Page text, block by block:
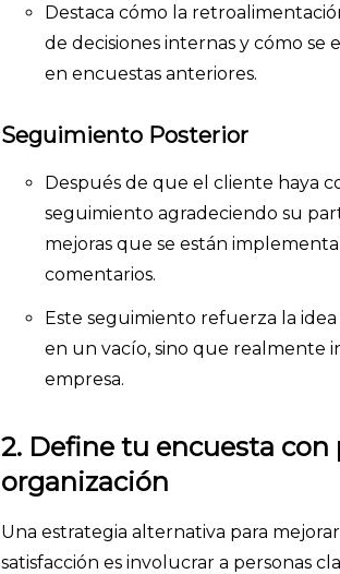
Destaca cómo la
de decisiones internas y cómo se
en encuestas anteriores.
Seguimiento Posterior
Después de que el cliente haya
seguimiento agradeciendo su
mejoras que se están
comentarios.
Este seguimiento refuerza la
en un vacío, sino que realmente
empresa.
2. Define tu encuesta con
organización
Una estrategia alternativa para
satisfacción es involucrar a personas